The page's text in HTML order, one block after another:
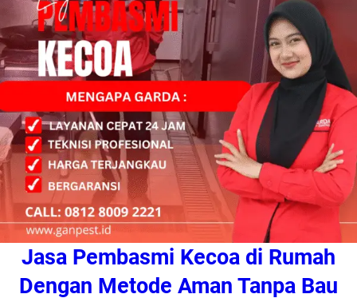
Jasa Pembasmi Kecoa di Rumah
Dengan Metode Aman Tanpa Bau